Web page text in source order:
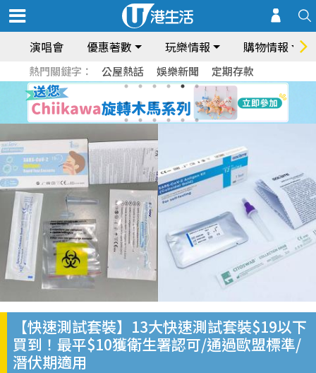
演唱會 優惠著數 玩樂情報 購物情報
熱門關鍵字： 公屋熱話 娛樂新聞 定期存款
【快速測試套裝】13大快速測試套裝$19以下
買到！最平$10獲衛生署認可/通過歐盟標準/
潛伏期適用